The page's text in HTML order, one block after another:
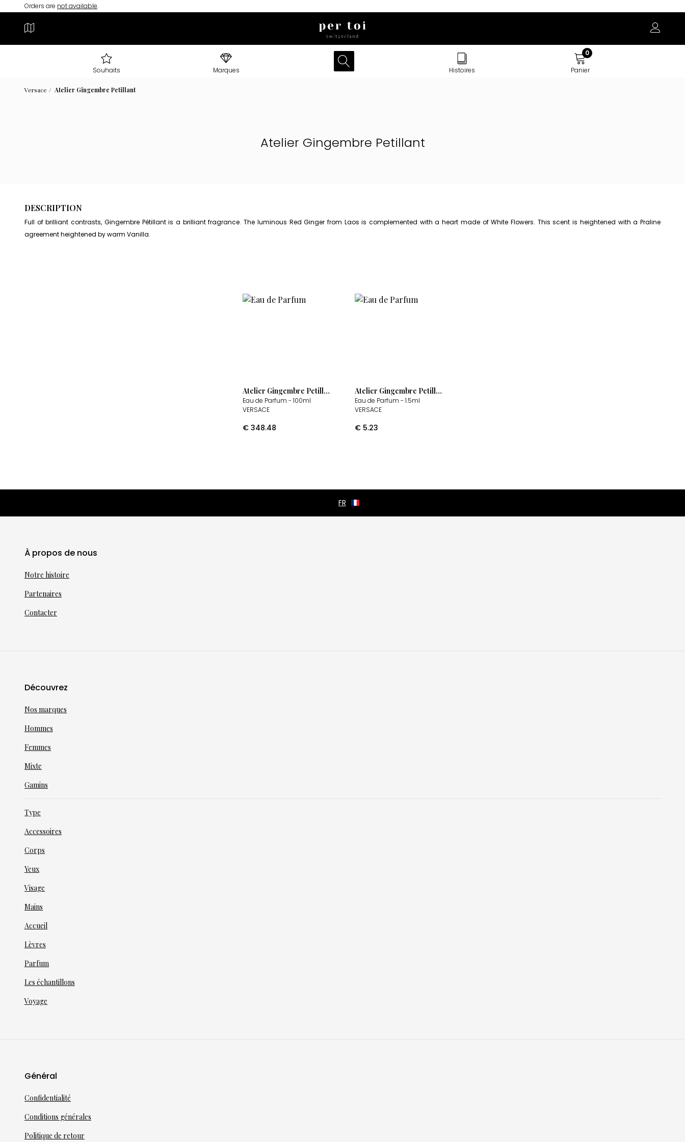
Orders are not available.
Versace Atelier Gingembre Petillant
Atelier Gingembre Petillant
DESCRIPTION
Full of brilliant contrasts, Gingembre Pétillant is a brilliant fragrance. The luminous Red Ginger from Laos is complemented with a heart made of White Flowers. This scent is heightened with a Praline
agreement heightened by warm Vanilla.
Atelier Gingembre Petillant
Eau de Parfum - 100ml
VERSACE
€ 348.48
Atelier Gingembre Petillant
Eau de Parfum - 1.5ml
VERSACE
€ 5.23
Souhaits Marques Histoires
0
Panier
À propos de nous
Notre histoire
Partenaires
Contacter
Découvrez
Nos marques
Hommes
Femmes
Mixte
Gamins
Type
Accessoires
Corps
Yeux
Visage
Mains
Accueil
Lèvres
Parfum
Les échantillons
Voyage
Général
Confidentialité
Conditions générales
Politique de retour